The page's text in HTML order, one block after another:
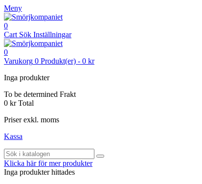
Meny
0
Cart Sök Inställningar
0
Varukorg 0 Produkt(er) - 0 kr
Inga produkter
To be determined Frakt
0 kr Total
Priser exkl. moms
Kassa
Klicka här för mer produkter
Inga produkter hittades